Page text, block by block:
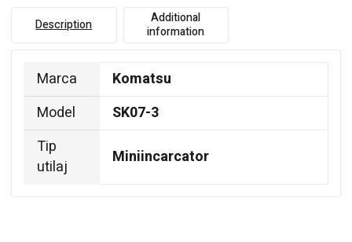
Description
Additional
information
Marca
Komatsu
Model
SK07-3
Tip
utilaj
Miniincarcator